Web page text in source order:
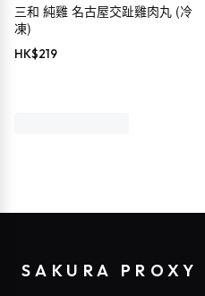
三和 純雞 名古屋交趾雞肉丸 (冷
凍)
HK$219
SAKURA PROXY